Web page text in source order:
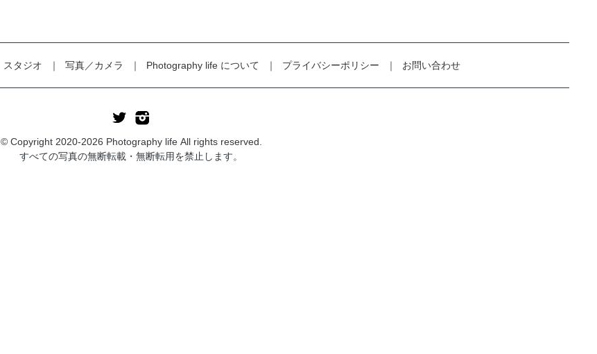
スタジオ 写真／カメラ Photography life について プライバシーポリシー お問い合わせ
© Copyright 2020-2026 Photography life All rights reserved.
すべての写真の無断転載・無断転用を禁止します。